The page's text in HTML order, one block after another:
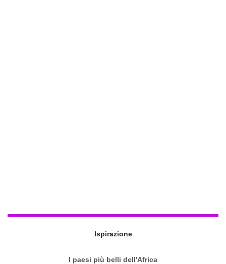
Ispirazione
I paesi più belli dell'Africa